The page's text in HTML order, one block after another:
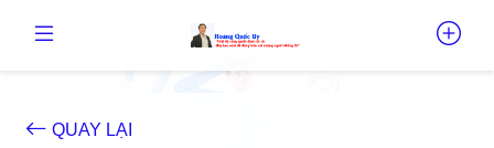
QUAY LẠI